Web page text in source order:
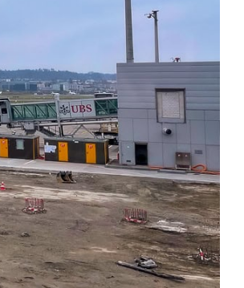
des cookies